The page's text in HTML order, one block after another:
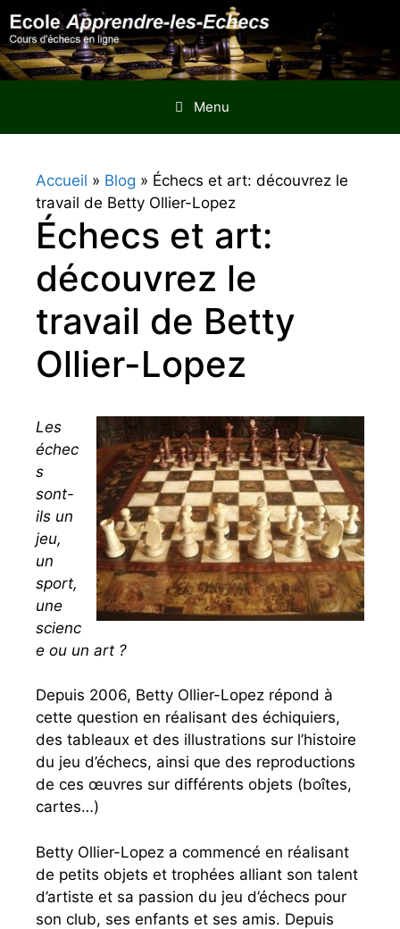
Aller
au
contenu
Menu
Accueil » Blog » Échecs et art: découvrez le
travail de Betty Ollier-Lopez
Échecs et art:
découvrez le
travail de Betty
Ollier-Lopez
Les
échec
s
sont-
ils un
jeu,
un
sport,
une
scienc
e ou un art ?
Depuis 2006, Betty Ollier-Lopez répond à
cette question en réalisant des échiquiers,
des tableaux et des illustrations sur l’histoire
du jeu d’échecs, ainsi que des reproductions
de ces œuvres sur différents objets (boîtes,
cartes…)
Betty Ollier-Lopez a commencé en réalisant
de petits objets et trophées alliant son talent
d’artiste et sa passion du jeu d’échecs pour
son club, ses enfants et ses amis. Depuis